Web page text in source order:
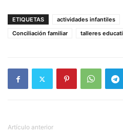
ETIQUETAS actividades infantiles
Conciliación familiar
talleres
Artículo anterior